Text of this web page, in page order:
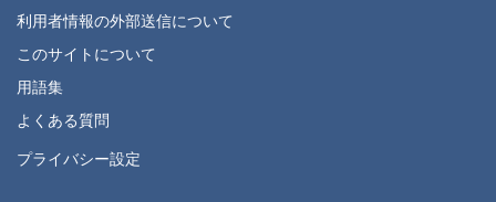
利用者情報の外部送信について
このサイトについて
用語集
よくある質問
プライバシー設定